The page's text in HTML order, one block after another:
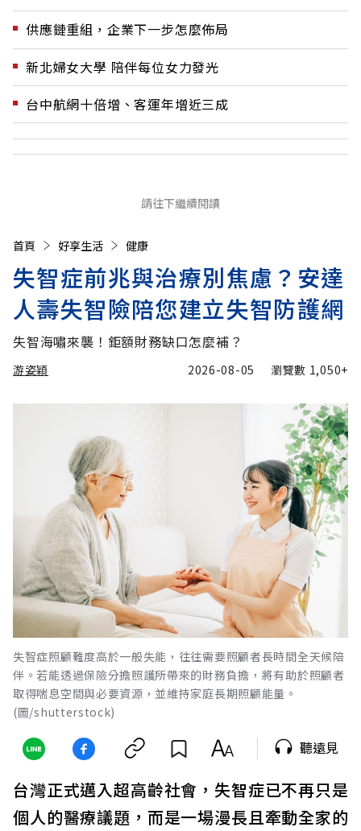
供應鏈重組，企業下一步怎麼佈局
新北婦女大學 陪伴每位女力發光
台中航網十倍增、客運年增近三成
請往下繼續閱讀
首頁 好享生活 健康
失智症前兆與治療別焦慮？安達
人壽失智險陪您建立失智防護網
失智海嘯來襲！鉅額財務缺口怎麼補？
游姿穎 2026-08-05 瀏覽數 1,050+
失智症照顧難度高於一般失能，往往需要照顧者長時間全天候陪
伴。若能透過保險分擔照護所帶來的財務負擔，將有助於照顧者
取得喘息空間與必要資源，並維持家庭長期照顧能量。
(圖/shutterstock)
聽遠見
台灣正式邁入超高齡社會，失智症已不再只是
個人的醫療議題，而是一場漫長且牽動全家的